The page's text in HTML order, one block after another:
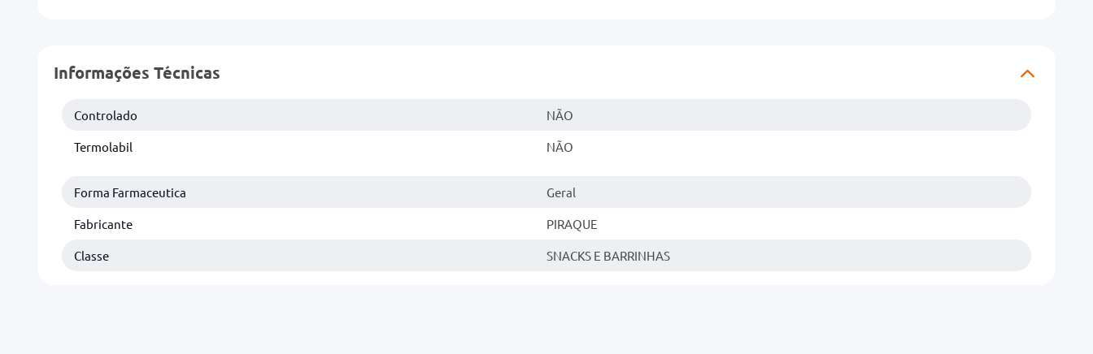
Informações Técnicas
Controlado NÃO
Termolabil NÃO
Forma Farmaceutica Geral
Fabricante PIRAQUE
Classe SNACKS E BARRINHAS